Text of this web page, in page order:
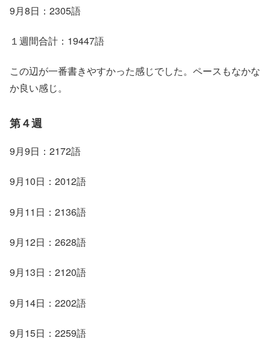
9月8日：2305語
１週間合計：19447語
この辺が一番書きやすかった感じでした。ペースもなかな
か良い感じ。
第４週
9月9日：2172語
9月10日：2012語
9月11日：2136語
9月12日：2628語
9月13日：2120語
9月14日：2202語
9月15日：2259語